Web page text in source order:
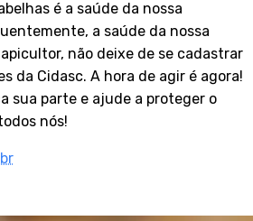
é a saúde da nossa
a saúde da nossa
não deixe de se cadastrar
da Cidasc. A hora de agir é agora!
sua parte e ajude a proteger o
nós!